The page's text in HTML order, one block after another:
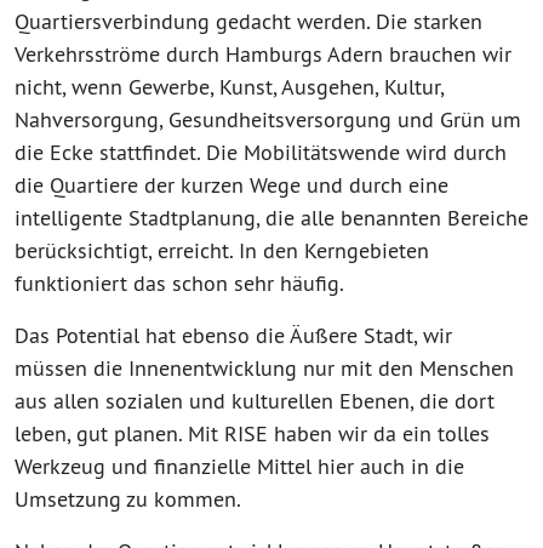
Quartiersverbindung gedacht werden. Die starken
Verkehrsströme durch Hamburgs Adern brauchen wir
nicht, wenn Gewerbe, Kunst, Ausgehen, Kultur,
Nahversorgung, Gesundheitsversorgung und Grün um
die Ecke stattfindet. Die Mobilitätswende wird durch
die Quartiere der kurzen Wege und durch eine
intelligente Stadtplanung, die alle benannten Bereiche
berücksichtigt, erreicht. In den Kerngebieten
funktioniert das schon sehr häufig.
Das Potential hat ebenso die Äußere Stadt, wir
müssen die Innenentwicklung nur mit den Menschen
aus allen sozialen und kulturellen Ebenen, die dort
leben, gut planen. Mit RISE haben wir da ein tolles
Werkzeug und finanzielle Mittel hier auch in die
Umsetzung zu kommen.